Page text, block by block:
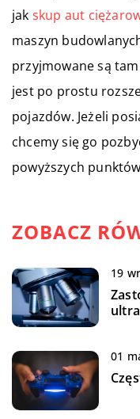
jak skup aut
maszyn
przyjmowane są
jest po prostu
pojazdów. Jeżeli
chcemy się go
powyższych
ZOBACZ
19
01